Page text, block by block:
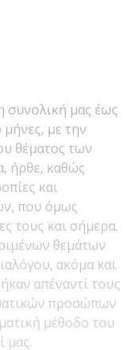
συνολική μας έως
με την
θέματος των
ήρθε, καθώς
και
που όμως
τους και σήμερα.
θεμάτων
ακόμα και
απέναντί τους
προσώπων
μέθοδο του
μας.